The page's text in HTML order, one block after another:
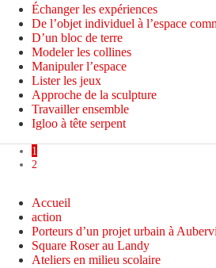
Échanger les expériences
De l’objet individuel à l’espace
D’un bloc de terre
Modeler les collines
Manipuler l’espace
Lister les jeux
Approche de la sculpture
Travailler ensemble
Igloo à tête serpent
1
2
Accueil
action
Porteurs d’un projet urbain à
Square Roser au Landy
Ateliers en milieu scolaire